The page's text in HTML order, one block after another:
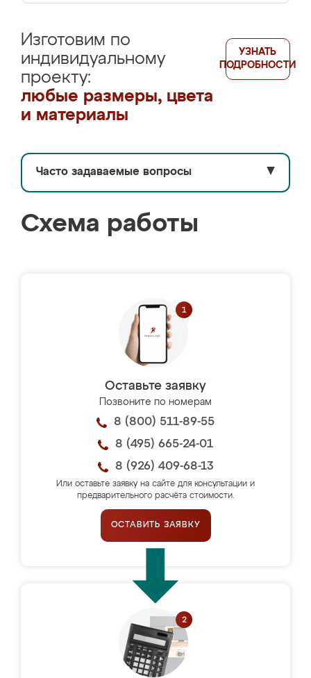
Изготовим по
индивидуальному
проекту:
любые размеры, цвета
и материалы
УЗНАТЬ
ПОДРОБНОСТИ
Часто задаваемые вопросы ▼
Схема работы
Оставьте заявку
Позвоните по номерам
8 (800) 511-89-55
8 (495) 665-24-01
8 (926) 409-68-13
Или оставьте заявку на сайте для консультации и
предварительного расчёта стоимости.
ОСТАВИТЬ ЗАЯВКУ